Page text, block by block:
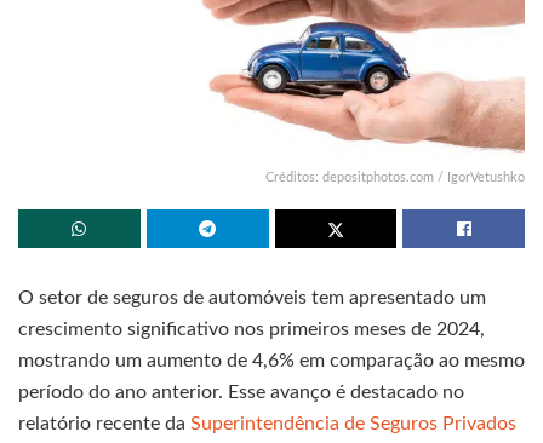
Créditos: depositphotos.com / IgorVetushko
O setor de seguros de automóveis tem apresentado um
crescimento significativo nos primeiros meses de 2024,
mostrando um aumento de 4,6% em comparação ao mesmo
período do ano anterior. Esse avanço é destacado no
relatório recente da Superintendência de Seguros Privados